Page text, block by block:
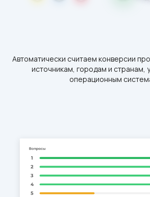
Автоматически считаем конверсии
источникам, городам и странам,
операционным